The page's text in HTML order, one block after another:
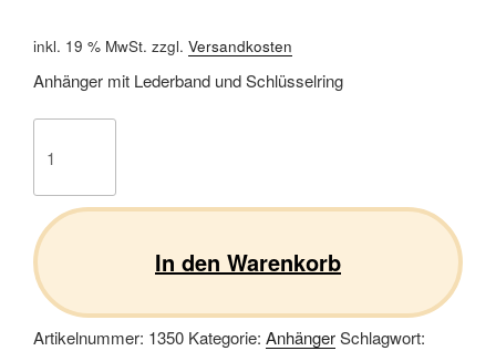
inkl. 19 % MwSt. zzgl. Versandkosten
Anhänger mit Lederband und Schlüsselring
Russel
Menge
In den Warenkorb
Artikelnummer: 1350 Kategorie: AnhängerSchlagwort: